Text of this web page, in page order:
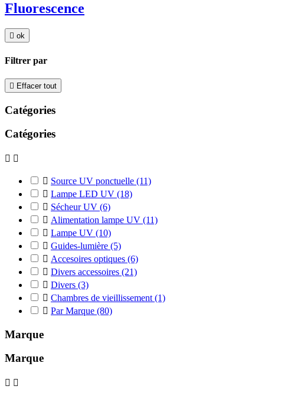
Fluorescence
 ok
Filtrer par
 Effacer tout
Catégories
Catégories
 
 Source UV ponctuelle (11)
 Lampe LED UV (18)
 Sécheur UV (6)
 Alimentation lampe UV (11)
 Lampe UV (10)
 Guides-lumière (5)
 Accesoires optiques (6)
 Divers accessoires (21)
 Divers (3)
 Chambres de vieillissement (1)
 Par Marque (80)
Marque
Marque
 